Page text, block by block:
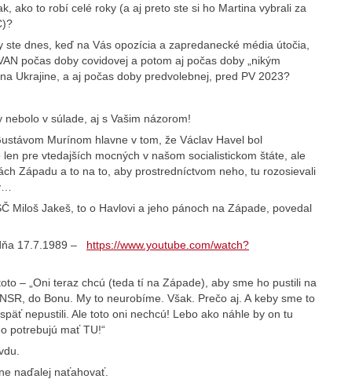
ako to robí celé roky (a aj preto ste si ho Martina vybrali za
dnes, keď na Vás opozícia a zapredanecké média útočia,
počas doby covidovej a potom aj počas doby „nikým
Ukrajine, a aj počas doby predvolebnej, pred PV 2023?
v súlade, aj s Vašim názorom!
Murínom hlavne v tom, že Václav Havel bol
pre vtedajších mocných v našom socialistickom štáte, ale
Západu a to na to, aby prostredníctvom neho, tu rozosievali
Miloš Jakeš, to o Havlovi a jeho pánoch na Západe, povedal
17.7.1989 – https://www.youtube.com/watch?
– „Oni teraz chcú (teda tí na Západe), aby sme ho pustili na
do Bonu. My to neurobíme. Však. Prečo aj. A keby sme to
nepustili. Ale toto oni nechcú! Lebo ako náhle by on tu
potrebujú mať TU!“
naďalej naťahovať.